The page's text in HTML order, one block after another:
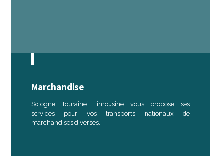
Marchandise
Sologne Touraine Limousine vous propose ses
services pour vos transports nationaux de
marchandises diverses.